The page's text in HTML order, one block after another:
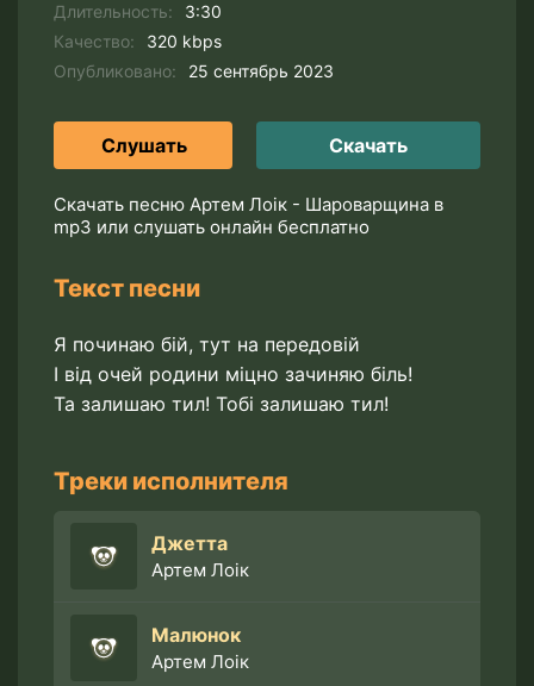
Длительность:
3:30
Качество:
320 kbps
Опубликовано:
25 сентябрь 2023
Слушать Скачать
Скачать песню Артем Лоік - Шароварщина в
mp3 или слушать онлайн бесплатно
Текст песни
Я починаю бій, тут на передовій
І від очей родини міцно зачиняю біль!
Та залишаю тил! Тобі залишаю тил!
Треки исполнителя
Джетта
Артем Лоік
Малюнок
Артем Лоік